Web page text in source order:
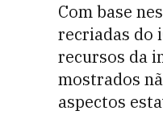
Com base
recriadas do
recursos da
mostrados
aspectos